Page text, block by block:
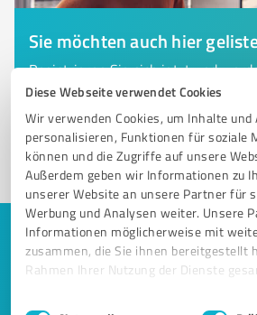
Diese Webseite verwendet Cookies
Wir verwenden Cookies, um Inhalte und
personalisieren, Funktionen für soziale
können und die Zugriffe auf unsere
Außerdem geben wir Informationen zu
unserer Website an unsere Partner für
Werbung und Analysen weiter. Unsere
Informationen möglicherweise mit
zusammen, die Sie ihnen bereitgestellt
Rahmen Ihrer Nutzung der Dienste
Impressum Datenschutzbestimmungen
Einwilligungsauswahl
Sie möchten auch hier
Registrieren Sie sich jetzt und
Kunden empfohlener ProvenExpert!
Keine Zeit für lange
Mails? Jetzt Angebote